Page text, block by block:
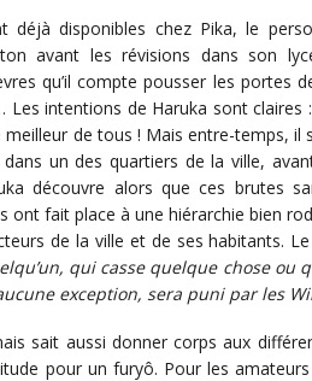
disponibles chez Pika, le
avant les révisions dans son
qu’il compte pousser les portes
intentions de Haruka sont claires
de tous ! Mais entre-temps, il
un des quartiers de la ville,
découvre alors que ces brutes
ont fait place à une hiérarchie bien
de la ville et de ses habitants.
qui casse quelque chose ou
exception, sera puni par les
sait aussi donner corps aux
pour un furyô. Pour les